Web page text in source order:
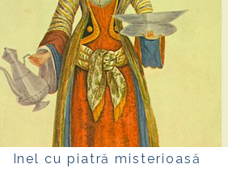
Inel cu piatră misterioasă